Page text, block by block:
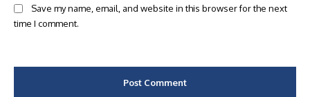
Save my name, email, and website in this browser for the next
time I comment.